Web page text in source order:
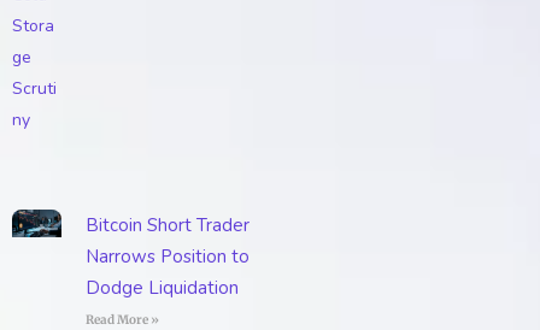
Bitcoin Short Trader
Narrows Position to
Dodge Liquidation
Read More »